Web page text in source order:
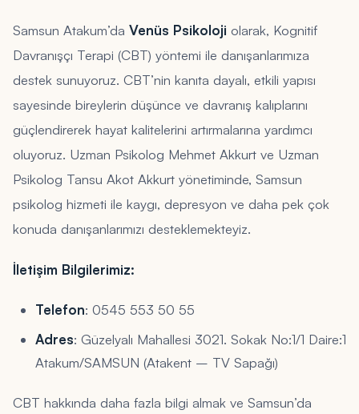
Samsun Atakum’da Venüs Psikoloji olarak, Kognitif
Davranışçı Terapi (CBT) yöntemi ile danışanlarımıza
destek sunuyoruz. CBT’nin kanıta dayalı, etkili yapısı
sayesinde bireylerin düşünce ve davranış kalıplarını
güçlendirerek hayat kalitelerini artırmalarına yardımcı
oluyoruz. Uzman Psikolog Mehmet Akkurt ve Uzman
Psikolog Tansu Akot Akkurt yönetiminde, Samsun
psikolog hizmeti ile kaygı, depresyon ve daha pek çok
konuda danışanlarımızı desteklemekteyiz.
İletişim Bilgilerimiz:
Telefon: 0545 553 50 55
Adres: Güzelyalı Mahallesi 3021. Sokak No:1/1 Daire:1
Atakum/SAMSUN (Atakent – TV Sapağı)
CBT hakkında daha fazla bilgi almak ve Samsun’da